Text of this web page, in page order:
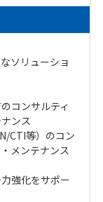
ソリューショ
コンサルティ
ンス
CTI等）のコン
メンテナンス
強化をサポー